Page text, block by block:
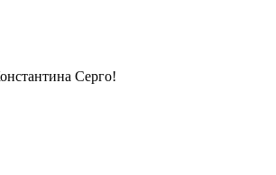
Серго!